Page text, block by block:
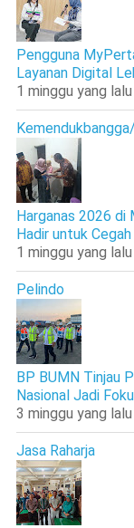
Pengguna
Layanan Digital
1 minggu yang lalu
Harganas 2026 di
Hadir untuk
1 minggu yang lalu
Pelindo
BP BUMN Tinjau
Nasional Jadi
3 minggu yang lalu
Jasa Raharja